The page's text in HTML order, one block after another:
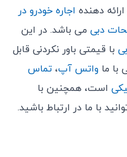
دهنده اجاره خودرو در
دبی می باشد. در این
با قیمتی باور نکردنی قابل
ما واتس آپ، تماس
است، همچنین با
با ما در ارتباط باشید.